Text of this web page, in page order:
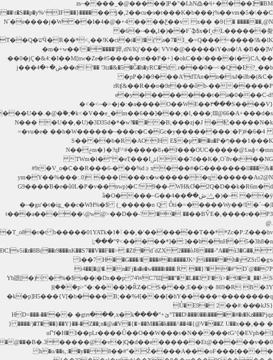
��j�,2��cu�ɘ�t���K�b���j%��vm�5�\��C����{Sý+ 2��fz��\t�S��p�y%^IF������B�tq�ı�����èh�.`=I�\S��k&E�M��Mۀ�@�k4BQ����'ɺ�H�rg�